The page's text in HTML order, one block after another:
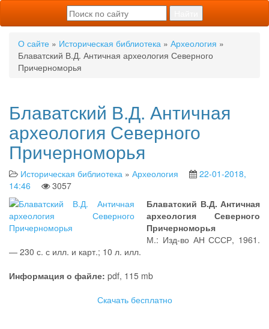
О сайте » Историческая библиотека » Археология »
Блаватский В.Д. Античная археология Северного
Причерноморья
Блаватский В.Д. Античная
археология Северного
Причерноморья
Историческая библиотека » Археология
22-01-2018,
14:46
3057
Блаватский В.Д. Античная
археология Северного
Причерноморья
М.: Изд-во АН СССР, 1961.
— 230 с. с илл. и карт.; 10 л. илл.
Информация о файле: pdf, 115 mb
Скачать бесплатно